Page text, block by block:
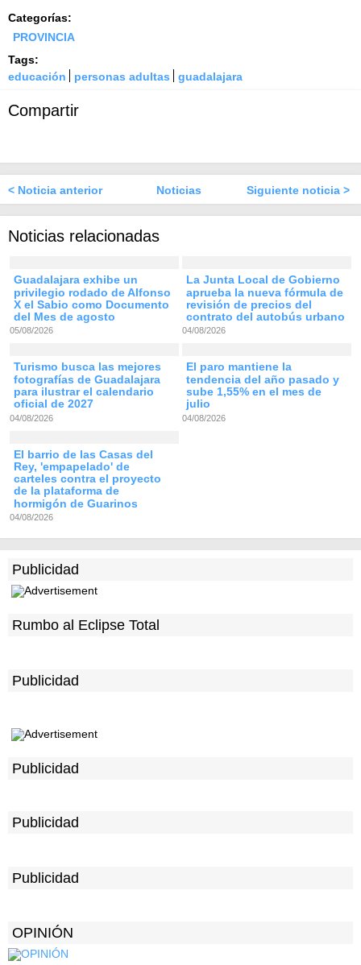
Categorías:
PROVINCIA
Tags:
educación
personas adultas guadalajara
Compartir
< Noticia anterior Noticias Siguiente noticia >
Noticias relacionadas
Guadalajara exhibe un
privilegio rodado de Alfonso
X el Sabio como Documento
del Mes de agosto
05/08/2026
La Junta Local de Gobierno
aprueba la nueva fórmula de
revisión de precios del
contrato del autobús urbano
04/08/2026
Turismo busca las mejores
fotografías de Guadalajara
para ilustrar el calendario
oficial de 2027
04/08/2026
El paro mantiene la
tendencia del año pasado y
sube 1,55% en el mes de
julio
04/08/2026
El barrio de las Casas del
Rey, 'empapelado' de
carteles contra el proyecto
de la plataforma de
hormigón de Guarinos
04/08/2026
Publicidad
Rumbo al Eclipse Total
Publicidad
Publicidad
Publicidad
Publicidad
OPINIÓN